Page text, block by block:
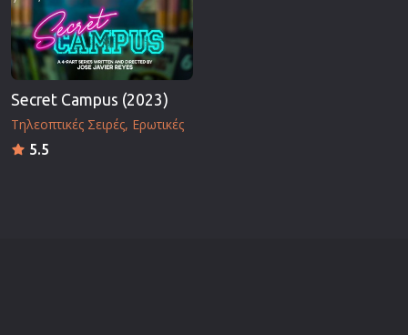
Κλασσικές
Secret Campus (2023)
Τηλεοπτικές Σειρές Ερωτικές
5.5